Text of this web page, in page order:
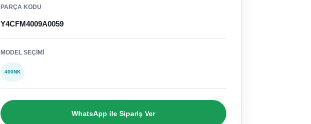
PARÇA KODU
Y4CFM4009A0059
MODEL SEÇIMI
400NK
WhatsApp ile Sipariş Ver